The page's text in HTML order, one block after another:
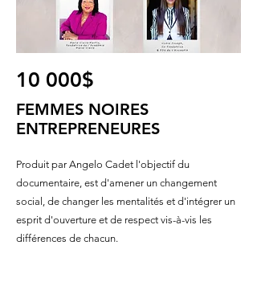
10 000$
FEMMES NOIRES
ENTREPRENEURES
Produit par Angelo Cadet l'objectif du
documentaire, est d'amener un changement
social, de changer les mentalités et d'intégrer un
esprit d'ouverture et de respect vis-à-vis les
différences de chacun.